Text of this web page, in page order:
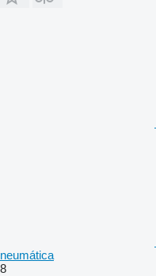
neumática
8